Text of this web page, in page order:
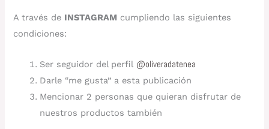
A través de INSTAGRAM cumpliendo las siguientes
condiciones:
Ser seguidor del perfil @oliveradatenea
Darle “me gusta” a esta publicación
Mencionar 2 personas que quieran disfrutar de
nuestros productos también